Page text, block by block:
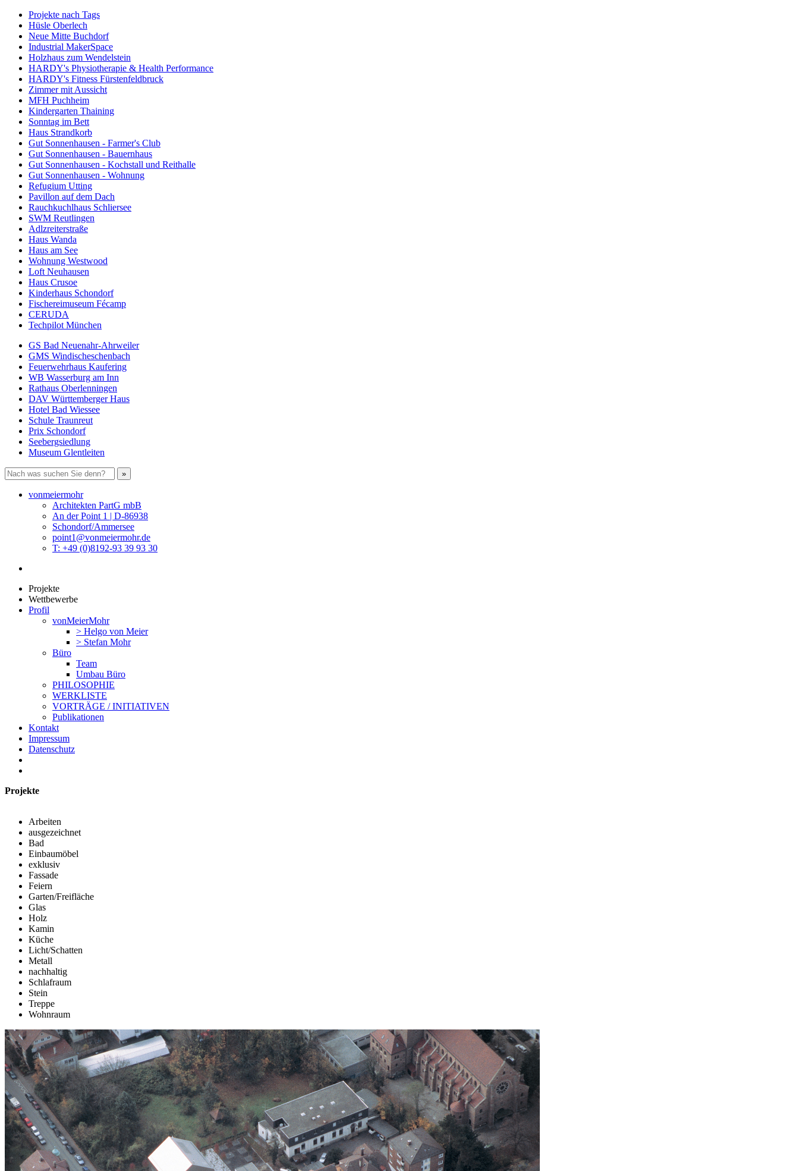
Projekte nach Tags
Hüsle Oberlech
Neue Mitte Buchdorf
Industrial MakerSpace
Holzhaus zum Wendelstein
HARDY's Physiotherapie & Health Performance
HARDY's Fitness Fürstenfeldbruck
Zimmer mit Aussicht
MFH Puchheim
Kindergarten Thaining
Sonntag im Bett
Haus Strandkorb
Gut Sonnenhausen - Farmer's Club
Gut Sonnenhausen - Bauernhaus
Gut Sonnenhausen - Kochstall und Reithalle
Gut Sonnenhausen - Wohnung
Refugium Utting
Pavillon auf dem Dach
Rauchkuchlhaus Schliersee
SWM Reutlingen
Adlzreiterstraße
Haus Wanda
Haus am See
Wohnung Westwood
Loft Neuhausen
Haus Crusoe
Kinderhaus Schondorf
Fischereimuseum Fécamp
CERUDA
Techpilot München
GS Bad Neuenahr-Ahrweiler
GMS Windischeschenbach
Feuerwehrhaus Kaufering
WB Wasserburg am Inn
Rathaus Oberlenningen
DAV Württemberger Haus
Hotel Bad Wiessee
Schule Traunreut
Prix Schondorf
Seebergsiedlung
Museum Glentleiten
vonmeiermohr
Architekten PartG mbB
An der Point 1 | D-86938
Schondorf/Ammersee
point1@vonmeiermohr.de
T: +49 (0)8192-93 39 93 30
Projekte
Wettbewerbe
Profil
vonMeierMohr
> Helgo von Meier
> Stefan Mohr
Büro
Team
Umbau Büro
PHILOSOPHIE
WERKLISTE
VORTRÄGE / INITIATIVEN
Publikationen
Kontakt
Impressum
Datenschutz
Projekte
Arbeiten
ausgezeichnet
Bad
Einbaumöbel
exklusiv
Fassade
Feiern
Garten/Freifläche
Glas
Holz
Kamin
Küche
Licht/Schatten
Metall
nachhaltig
Schlafraum
Stein
Treppe
Wohnraum